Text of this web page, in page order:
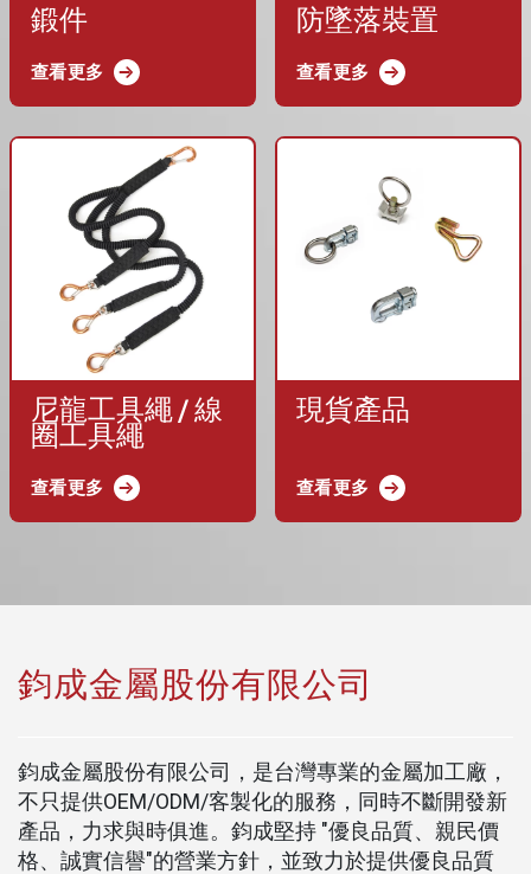
鍛件
查看更多
防墜落裝置
查看更多
尼龍工具繩 / 線
圈工具繩
查看更多
現貨產品
查看更多
鈞成金屬股份有限公司
鈞成金屬股份有限公司，是台灣專業的金屬加工廠，
不只提供OEM/ODM/客製化的服務，同時不斷開發新
產品，力求與時俱進。鈞成堅持 "優良品質、親民價
格、誠實信譽"的營業方針，並致力於提供優良品質